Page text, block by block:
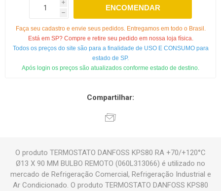
i
h
ENCOMENDAR
Faça seu cadastro e envie seus pedidos. Entregamos em todo o Brasil.
Está em SP? Compre e retire seu pedido em nossa loja física.
Todos os preços do site são para a finalidade de USO E CONSUMO para
estado de SP.
Após login os preços são atualizados conforme estado de destino.
Compartilhar:
O produto TERMOSTATO DANFOSS KPS80 RA +70/+120°C
Ø13 X 90 MM BULBO REMOTO (060L313066) é utilizado no
mercado de Refrigeração Comercial, Refrigeração Industrial e
Ar Condicionado. O produto TERMOSTATO DANFOSS KPS80